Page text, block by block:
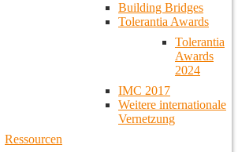
Building Bridges
Tolerantia Awards
Tolerantia
Awards
2024
IMC 2017
Weitere internationale
Vernetzung
Ressourcen